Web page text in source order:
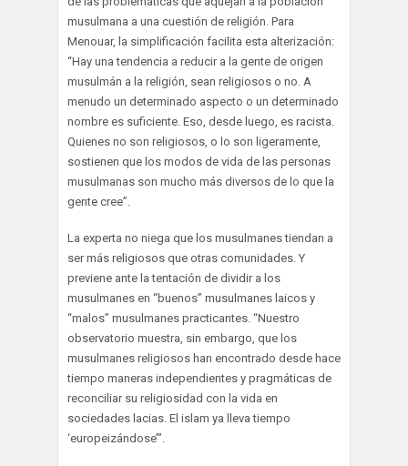
musulmana a una cuestión de religión. Para
Menouar, la simplificación facilita esta alterización:
“Hay una tendencia a reducir a la gente de origen
musulmán a la religión, sean religiosos o no. A
menudo un determinado aspecto o un determinado
nombre es suficiente. Eso, desde luego, es racista.
Quienes no son religiosos, o lo son ligeramente,
sostienen que los modos de vida de las personas
musulmanas son mucho más diversos de lo que la
gente cree”.
La experta no niega que los musulmanes tiendan a
ser más religiosos que otras comunidades. Y
previene ante la tentación de dividir a los
musulmanes en “buenos” musulmanes laicos y
“malos” musulmanes practicantes. “Nuestro
observatorio muestra, sin embargo, que los
musulmanes religiosos han encontrado desde hace
tiempo maneras independientes y pragmáticas de
reconciliar su religiosidad con la vida en
sociedades lacias. El islam ya lleva tiempo
‘europeizándose’”.